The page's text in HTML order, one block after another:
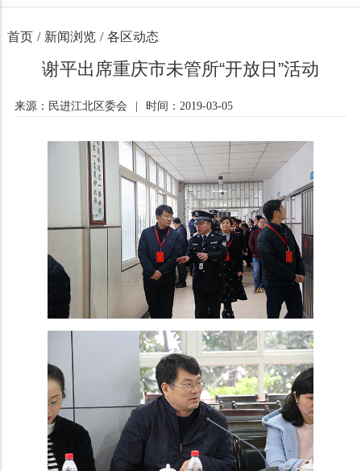
首页 / 新闻浏览 / 各区动态
谢平出席重庆市未管所“开放日”活动
来源：民进江北区委会 时间：2019-03-05